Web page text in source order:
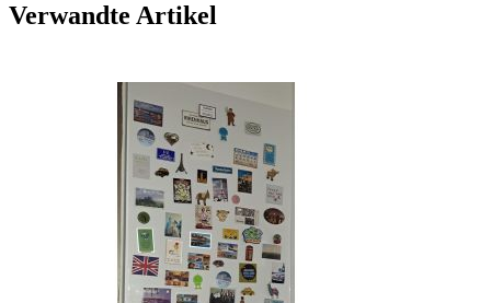
Verwandte Artikel